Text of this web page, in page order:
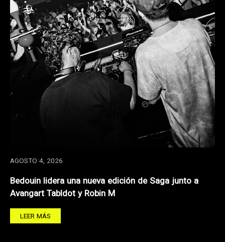
AGOSTO 4, 2026
Bedouin lidera una nueva edición de Saga junto a
Avangart Tabldot y Robin M
LEER MÁS